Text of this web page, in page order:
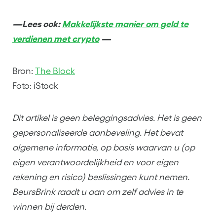
—Lees ook: Makkelijkste manier om geld te
verdienen met crypto—
Bron: The Block
Foto: iStock
Dit artikel is geen beleggingsadvies. Het is geen
gepersonaliseerde aanbeveling. Het bevat
algemene informatie, op basis waarvan u (op
eigen verantwoordelijkheid en voor eigen
rekening en risico) beslissingen kunt nemen.
BeursBrink raadt u aan om zelf advies in te
winnen bij derden.